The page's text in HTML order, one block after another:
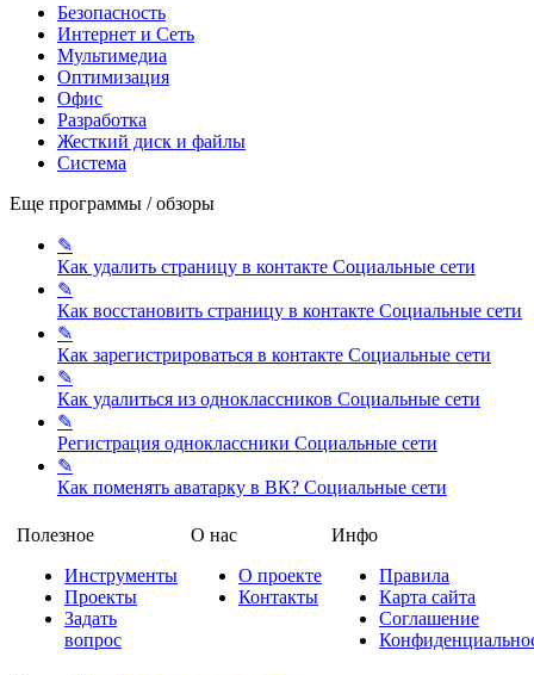
Безопасность
Интернет и Сеть
Мультимедиа
Оптимизация
Офис
Разработка
Жесткий диск и файлы
Система
Еще программы / обзоры
✎
Как удалить страницу в контакте Социальные сети
✎
Как восстановить страницу в контакте Социальные сети
✎
Как зарегистрироваться в контакте Социальные сети
✎
Как удалиться из одноклассников Социальные сети
✎
Регистрация одноклассники Социальные сети
✎
Как поменять аватарку в ВК? Социальные сети
Полезное
Инструменты
Проекты
Задать
вопрос
О нас
О проекте
Контакты
Инфо
Правила
Карта сайта
Соглашение